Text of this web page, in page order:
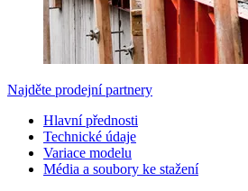
Najděte prodejní partnery
Hlavní přednosti
Technické údaje
Variace modelu
Média a soubory ke stažení